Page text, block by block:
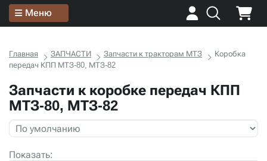
Меню
Главная ЗАПЧАСТИ Запчасти к тракторам МТЗ
Коробка
передач КПП МТЗ-80, МТЗ-82
Запчасти к коробке передач КПП
МТЗ-80, МТЗ-82
Показать: